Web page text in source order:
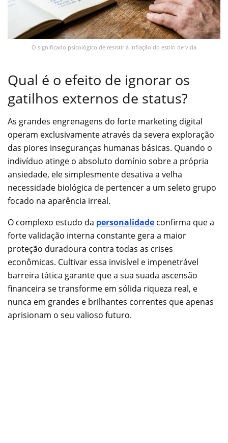
O significado psicológico de resistir à inflação do estilo de vida
Qual é o efeito de ignorar os
gatilhos externos de status?
As grandes engrenagens do forte marketing digital
operam exclusivamente através da severa exploração
das piores inseguranças humanas básicas. Quando o
indivíduo atinge o absoluto domínio sobre a própria
ansiedade, ele simplesmente desativa a velha
necessidade biológica de pertencer a um seleto grupo
focado na aparência irreal.
O complexo estudo da personalidade confirma que a
forte validação interna constante gera a maior
proteção duradoura contra todas as crises
econômicas. Cultivar essa invisível e impenetrável
barreira tática garante que a sua suada ascensão
financeira se transforme em sólida riqueza real, e
nunca em grandes e brilhantes correntes que apenas
aprisionam o seu valioso futuro.